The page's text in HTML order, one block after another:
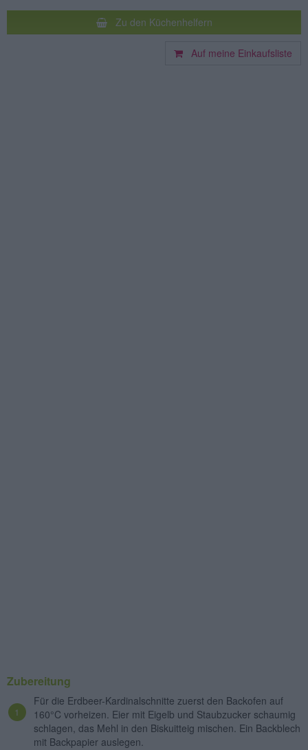
Zu den Küchenhelfern
Auf meine Einkaufsliste
Zubereitung
Für die Erdbeer-Kardinalschnitte zuerst den Backofen auf
160°C vorheizen. Eier mit Eigelb und Staubzucker schaumig
schlagen, das Mehl in den Biskuitteig mischen. Ein Backblech
mit Backpapier auslegen.